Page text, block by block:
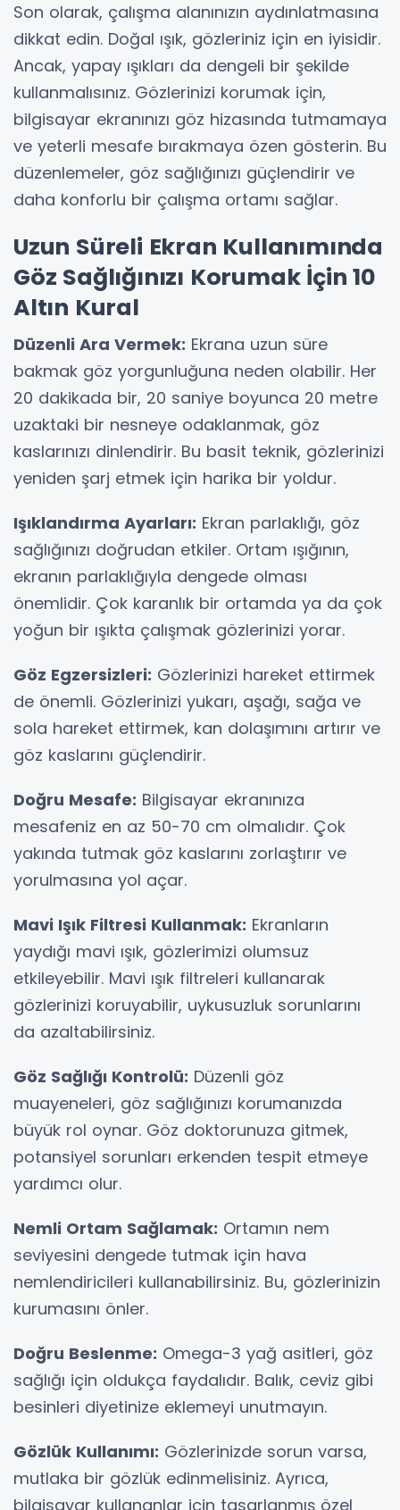
Son olarak, çalışma alanınızın aydınlatmasına
dikkat edin. Doğal ışık, gözleriniz için en iyisidir.
Ancak, yapay ışıkları da dengeli bir şekilde
kullanmalısınız. Gözlerinizi korumak için,
bilgisayar ekranınızı göz hizasında tutmamaya
ve yeterli mesafe bırakmaya özen gösterin. Bu
düzenlemeler, göz sağlığınızı güçlendirir ve
daha konforlu bir çalışma ortamı sağlar.
Uzun Süreli Ekran Kullanımında
Göz Sağlığınızı Korumak İçin 10
Altın Kural
Düzenli Ara Vermek: Ekrana uzun süre
bakmak göz yorgunluğuna neden olabilir. Her
20 dakikada bir, 20 saniye boyunca 20 metre
uzaktaki bir nesneye odaklanmak, göz
kaslarınızı dinlendirir. Bu basit teknik, gözlerinizi
yeniden şarj etmek için harika bir yoldur.
Işıklandırma Ayarları: Ekran parlaklığı, göz
sağlığınızı doğrudan etkiler. Ortam ışığının,
ekranın parlaklığıyla dengede olması
önemlidir. Çok karanlık bir ortamda ya da çok
yoğun bir ışıkta çalışmak gözlerinizi yorar.
Göz Egzersizleri: Gözlerinizi hareket ettirmek
de önemli. Gözlerinizi yukarı, aşağı, sağa ve
sola hareket ettirmek, kan dolaşımını artırır ve
göz kaslarını güçlendirir.
Doğru Mesafe: Bilgisayar ekranınıza
mesafeniz en az 50-70 cm olmalıdır. Çok
yakında tutmak göz kaslarını zorlaştırır ve
yorulmasına yol açar.
Mavi Işık Filtresi Kullanmak: Ekranların
yaydığı mavi ışık, gözlerimizi olumsuz
etkileyebilir. Mavi ışık filtreleri kullanarak
gözlerinizi koruyabilir, uykusuzluk sorunlarını
da azaltabilirsiniz.
Göz Sağlığı Kontrolü: Düzenli göz
muayeneleri, göz sağlığınızı korumanızda
büyük rol oynar. Göz doktorunuza gitmek,
potansiyel sorunları erkenden tespit etmeye
yardımcı olur.
Nemli Ortam Sağlamak: Ortamın nem
seviyesini dengede tutmak için hava
nemlendiricileri kullanabilirsiniz. Bu, gözlerinizin
kurumasını önler.
Doğru Beslenme: Omega-3 yağ asitleri, göz
sağlığı için oldukça faydalıdır. Balık, ceviz gibi
besinleri diyetinize eklemeyi unutmayın.
Gözlük Kullanımı: Gözlerinizde sorun varsa,
mutlaka bir gözlük edinmelisiniz. Ayrıca,
bilgisayar kullananlar için tasarlanmış özel